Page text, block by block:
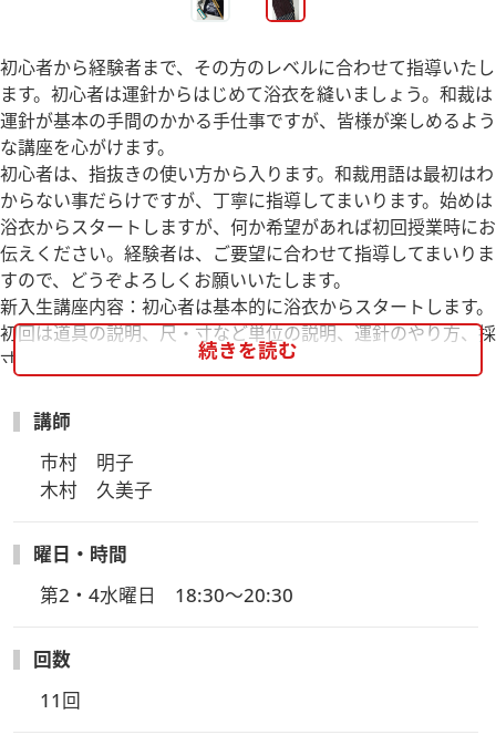
初心者から経験者まで、その方のレベルに合わせて指導いたし
ます。初心者は運針からはじめて浴衣を縫いましょう。和裁は
運針が基本の手間のかかる手仕事ですが、皆様が楽しめるよう
な講座を心がけます。
初心者は、指抜きの使い方から入ります。和裁用語は最初はわ
からない事だらけですが、丁寧に指導してまいります。始めは
浴衣からスタートしますが、何か希望があれば初回授業時にお
伝えください。経験者は、ご要望に合わせて指導してまいりま
すので、どうぞよろしくお願いいたします。
新入生講座内容：初心者は基本的に浴衣からスタートします。
初回は道具の説明、尺・寸など単位の説明、運針のやり方、採
寸
続きを読む
講師
市村　明子
木村　久美子
曜日・時間
第2・4水曜日　18:30～20:30
回数
11回